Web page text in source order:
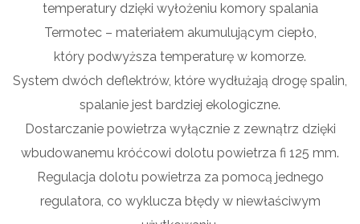
temperatury dzięki wyłożeniu komory spalania
Termotec – materiałem akumulującym ciepło,
który podwyższa temperaturę w komorze.
System dwóch deflektrów, które wydłużają drogę spalin,
spalanie jest bardziej ekologiczne.
Dostarczanie powietrza wyłącznie z zewnątrz dzięki
wbudowanemu króćcowi dolotu powietrza fi 125 mm.
Regulacja dolotu powietrza za pomocą jednego
regulatora, co wyklucza błędy w niewłaściwym